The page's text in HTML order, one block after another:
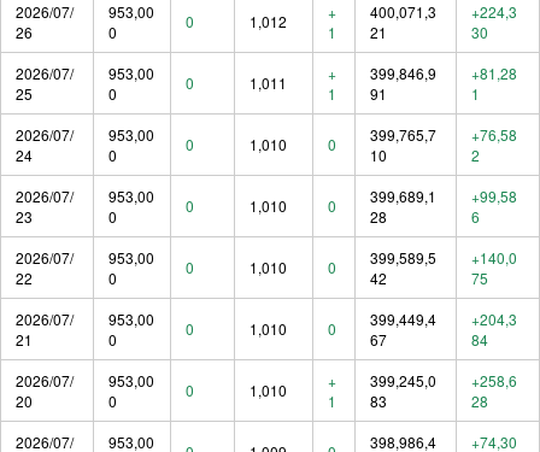
2026/07/
26
953,00
0
0 1,012
+
1
400,071,3
21
+224,3
30
2026/07/
25
953,00
0
0 1,011
+
1
399,846,9
91
+81,28
1
2026/07/
24
953,00
0
0 1,010 0
399,765,7
10
+76,58
2
2026/07/
23
953,00
0
0 1,010 0
399,689,1
28
+99,58
6
2026/07/
22
953,00
0
0 1,010 0
399,589,5
42
+140,0
75
2026/07/
21
953,00
0
0 1,010 0
399,449,4
67
+204,3
84
2026/07/
20
953,00
0
0 1,010
+
1
399,245,0
83
+258,6
28
2026/07/
953,00
398,986,4
+74,30